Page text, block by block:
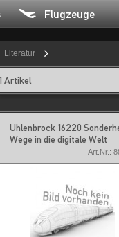
Flugzeuge
Literatur
1 Artikel
Uhlenbrock 16220
Wege in die digitale Welt
Art.Nr.: